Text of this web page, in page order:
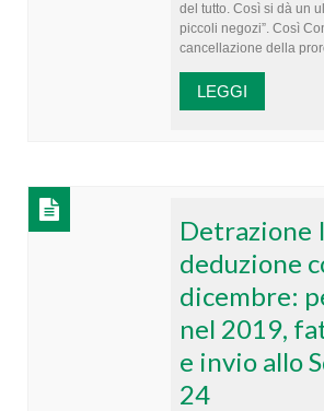
del tutto. Così si dà un
piccoli negozi”. Così
cancellazione della
LEGGI
Detrazione
deduzione
dicembre:
nel 2019,
e invio allo
24